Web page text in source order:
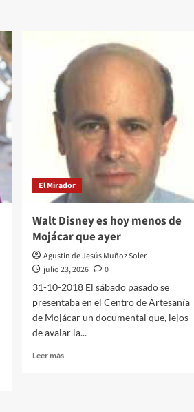
informa
de
tráfico
que
producirán
durante
el
fin
semana
y
desde
lunes
27
de
julio
debido
El Mirador
Walt Disney es hoy menos de
Mojácar que ayer
Agustín de Jesús Muñoz Soler
julio 23, 2026
0
31-10-2018 El sábado pasado se
presentaba en el Centro de Artesanía
de Mojácar un documental que, lejos
de avalar la...
Leer másLeer